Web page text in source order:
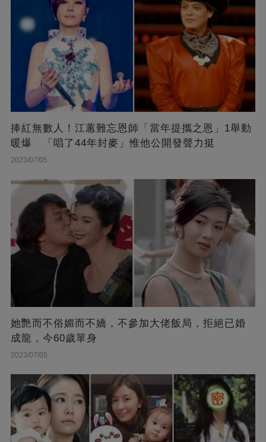
捧紅無數人！江蕙難忘恩師「當年提攜之恩」1舉動
暖爆 「唱了44年封麥」惟他公開發聲力挺
2023/07/05
她艷而不俗媚而不嬌，不參加大佬飯局，拒絕已婚
成龍，今60歲單身
2023/07/05